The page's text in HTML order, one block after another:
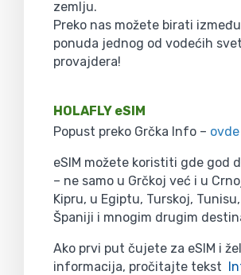
zemlju.
Preko nas možete birati
ponuda jednog od vodećih
provajdera!
HOLAFLY eSIM
Popust preko Grčka Info – ovde
eSIM možete koristiti gde god
– ne samo u Grčkoj već i u
Kipru, u Egiptu, Turskoj,
Španiji i mnogim drugim
Ako prvi put čujete za eSIM i
informacija, pročitajte tekst